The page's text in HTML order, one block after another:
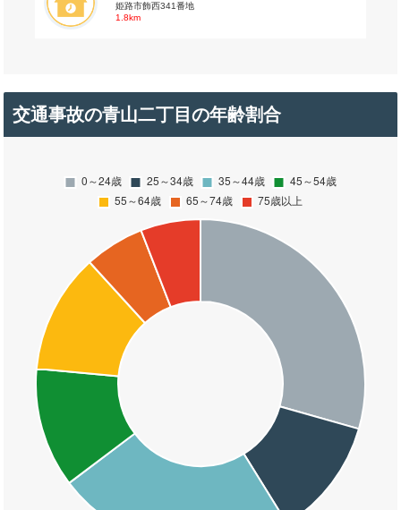
姫路市飾西341番地
1.8km
交通事故の青山二丁目の年齢割合